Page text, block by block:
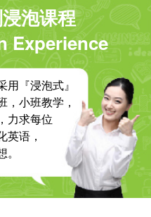
泡课程
Experience
『浸泡式』
，小班教学，
力求每位
英语，